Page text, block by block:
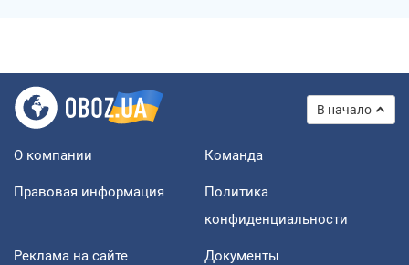
В начало
О компании Команда
Правовая информация
Политика
конфиденциальности
Реклама на сайте Документы